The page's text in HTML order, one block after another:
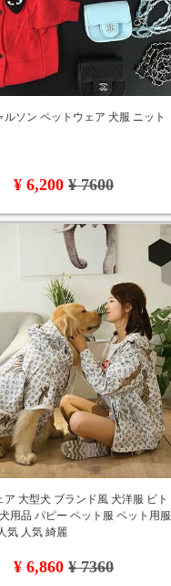
ルソン ペットウェア 犬服 ニット
¥ 6,200¥ 7600
ア 大型犬 ブランド風 犬洋服 ビト
用品 パピー ペット服 ペット用服
気 人気 綺麗
¥ 6,860¥ 7360